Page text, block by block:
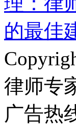
律师专
广告热